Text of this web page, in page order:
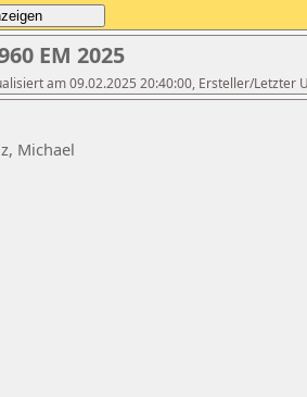
EM 2025
am 09.02.2025 20:40:00, Ersteller/Letzter
Michael